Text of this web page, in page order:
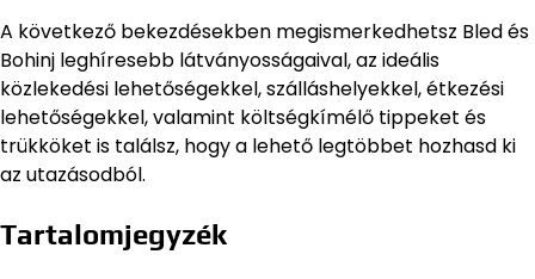
A következő bekezdésekben megismerkedhetsz Bled és
Bohinj leghíresebb látványosságaival, az ideális
közlekedési lehetőségekkel, szálláshelyekkel, étkezési
lehetőségekkel, valamint költségkímélő tippeket és
trükköket is találsz, hogy a lehető legtöbbet hozhasd ki
az utazásodból.
Tartalomjegyzék